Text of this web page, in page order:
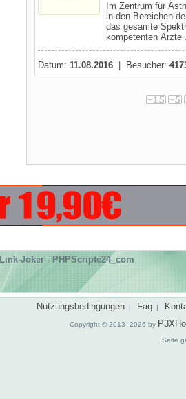
Im Zentrum für
in den Bereichen
das gesamte
kompetenten Ärzte
Datum: 11.08.2016 | Besucher:
Link-Joker - PHPScripte24_com
Nutzungsbedingungen | Faq |
Copyright © 2013 -2026 by
Seite